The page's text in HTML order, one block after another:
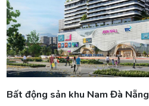
Bất động sản khu Nam Đà